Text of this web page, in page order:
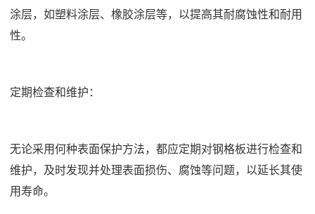
涂层，如塑料涂层、橡胶涂层等，以提高其耐腐蚀性和耐用
性。
定期检查和维护：
无论采用何种表面保护方法，都应定期对钢格板进行检查和
维护，及时发现并处理表面损伤、腐蚀等问题，以延长其使
用寿命。